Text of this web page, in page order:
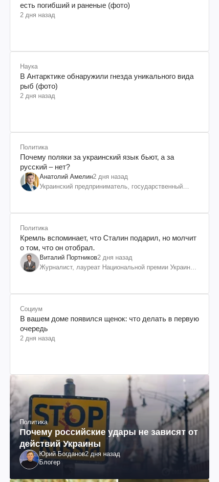
есть погибший и раненые (фото)
2 дня назад
Наука
В Антарктике обнаружили гнезда уникального вида
рыб (фото)
2 дня назад
Политика
Почему поляки за украинский язык бьют, а за
русский – нет?
Анатолий Амелин2 дня назад
Украинский предприниматель, государственный
Политика
Кремль вспоминает, что Сталин подарил, но молчит
о том, что он отобрал.
Виталий Портников2 дня назад
Журналист, лауреат Национальной премии Украины
Социум
В вашем доме появился щенок: что делать в первую
очередь
2 дня назад
Политика
Почему российские удары не зависят от
действий Украины
Юрий Богданов2 дня назад
Блогер